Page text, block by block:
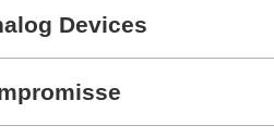
Devices